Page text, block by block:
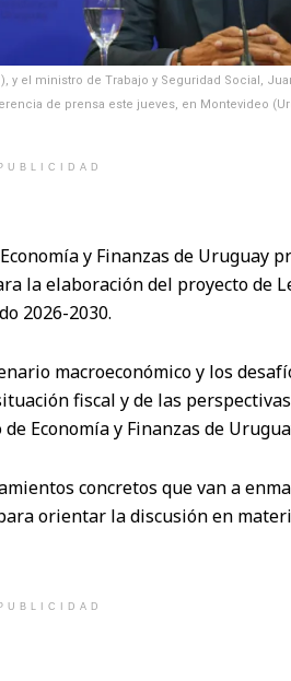
y el ministro de Trabajo y Seguridad Social,
de prensa este jueves, en Montevideo
y Finanzas de Uruguay
la elaboración del proyecto de
2026-2030.
macroeconómico y los
fiscal y de las
Economía y Finanzas de
concretos que van a
orientar la discusión en